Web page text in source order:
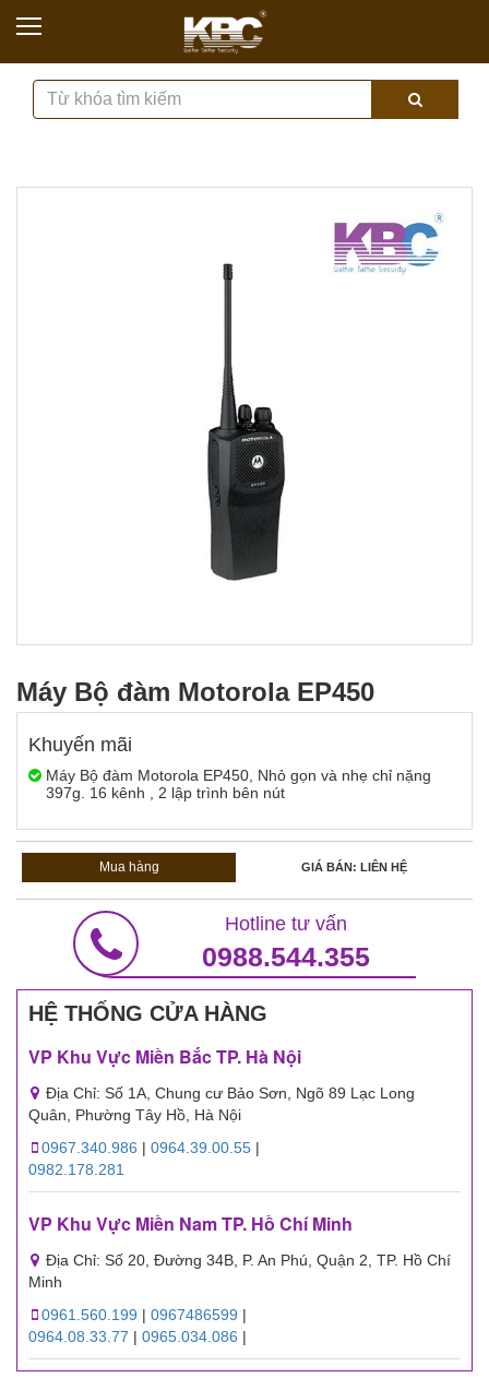
Máy Bộ đàm Motorola EP450
Khuyến mãi
Máy Bộ đàm Motorola EP450, Nhỏ gọn và nhẹ chỉ nặng
397g. 16 kênh , 2 lập trình bên nút
Mua hàng GIÁ BÁN: LIÊN HỆ
Hotline tư vấn
0988.544.355
HỆ THỐNG CỬA HÀNG
VP Khu Vực Miền Bắc TP. Hà Nội
Địa Chỉ: Số 1A, Chung cư Bảo Sơn, Ngõ 89 Lạc Long
Quân, Phường Tây Hồ, Hà Nội
0967.340.986 | 0964.39.00.55 |
0982.178.281
VP Khu Vực Miền Nam TP. Hồ Chí Minh
Địa Chỉ: Số 20, Đường 34B, P. An Phú, Quận 2, TP. Hồ Chí
Minh
0961.560.199 | 0967486599 |
0964.08.33.77 | 0965.034.086 |